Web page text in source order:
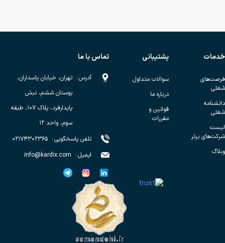
خدمات
فرصت‌های
شغلی
دانشنامه
شغلی
لیست
شرکت‌های برتر
وبلاگ
پشتیبانی
سوالات متداول
درباره ما
قوانین و
مقررات
تماس با ما
آدرس: تهران، خیابان پاسداران،
بوستان ششم، نبش
پایدارفرد، پلاک ۱۰۷، طبقه
سوم، واحد ۱۲
تلفن پاسخگویی: ۰۲۱۷۴۳۰۲۳۶۵
ایمیل:
info@kardix.com